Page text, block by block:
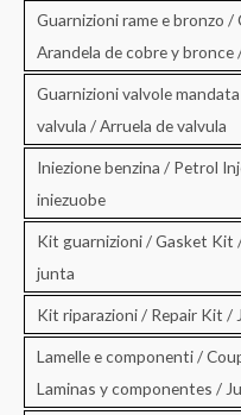
Guarnizioni rame e bronzo
Arandela de cobre y bronce
Guarnizioni valvole
valvula / Arruela de valvula
Iniezione benzina / Petrol
iniezuobe
Kit guarnizioni / Gasket Kit
junta
Kit riparazioni / Repair Kit /
Lamelle e componenti /
Laminas y componentes /